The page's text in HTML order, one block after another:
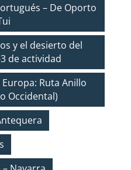
– De Oporto
y el desierto del
de actividad
Ruta Anillo
Occidental)